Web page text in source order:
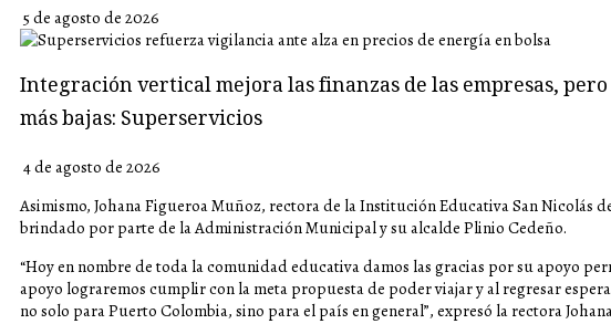
5 de agosto de 2026
Integración vertical mejora las finanzas de las empresas,
más bajas: Superservicios
4 de agosto de 2026
Asimismo, Johana Figueroa Muñoz, rectora de la Institución Educativa San Nicolás
brindado por parte de la Administración Municipal y su alcalde Plinio Cedeño.
“Hoy en nombre de toda la comunidad educativa damos las gracias por su apoyo
apoyo lograremos cumplir con la meta propuesta de poder viajar y al regresar
no solo para Puerto Colombia, sino para el país en general”, expresó la rectora